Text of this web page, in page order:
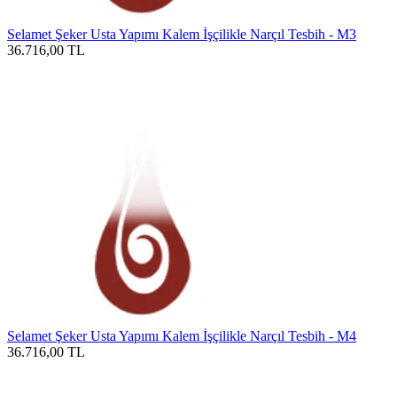
Selamet Şeker Usta Yapımı Kalem İşçilikle Narçıl Tesbih - M3
36.716,00 TL
Selamet Şeker Usta Yapımı Kalem İşçilikle Narçıl Tesbih - M4
36.716,00 TL